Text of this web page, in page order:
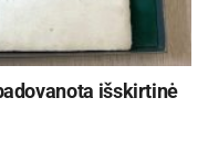
išskirtinė